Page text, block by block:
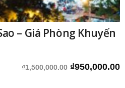
– Giá Phòng Khuyến
₫1,500,000.00 Giá
₫950,000.00